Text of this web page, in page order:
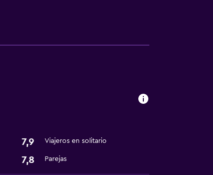
7,9 Viajeros en solitario
7,8 Parejas